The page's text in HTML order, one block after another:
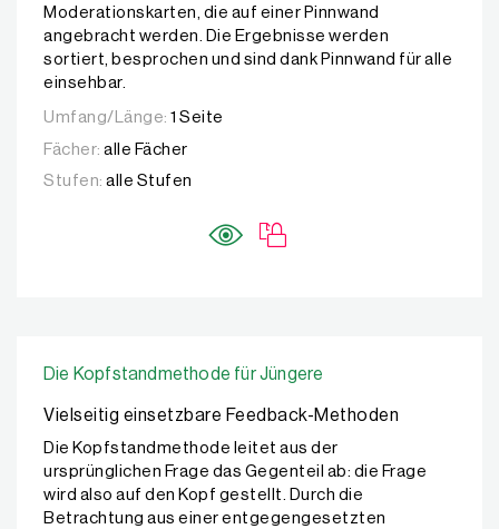
Moderationskarten, die auf einer Pinnwand
angebracht werden. Die Ergebnisse werden
sortiert, besprochen und sind dank Pinnwand für alle
einsehbar.
Umfang/Länge: 1 Seite
Fächer: alle Fächer
Stufen: alle Stufen
Die Kopfstandmethode für Jüngere
Vielseitig einsetzbare Feedback-Methoden
Die Kopfstandmethode leitet aus der
ursprünglichen Frage das Gegenteil ab: die Frage
wird also auf den Kopf gestellt. Durch die
Betrachtung aus einer entgegengesetzten